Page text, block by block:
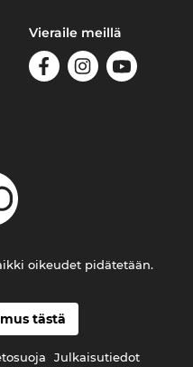
Vieraile meillä
tästä
Julkaisutiedot
oikeudet pidätetään.